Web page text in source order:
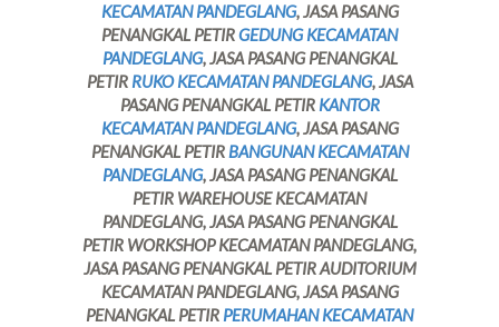
KECAMATAN PANDEGLANG, JASA PASANG
PENANGKAL PETIRGEDUNG KECAMATAN
PANDEGLANG, JASA PASANG PENANGKAL
PETIR RUKO KECAMATAN PANDEGLANG, JASA
PASANG PENANGKAL PETIR KANTOR
KECAMATAN PANDEGLANG, JASA PASANG
PENANGKAL PETIRBANGUNAN KECAMATAN
PANDEGLANG, JASA PASANG PENANGKAL
PETIR WAREHOUSE KECAMATAN
PANDEGLANG, JASA PASANG PENANGKAL
PETIR WORKSHOP KECAMATAN PANDEGLANG,
JASA PASANG PENANGKAL PETIR AUDITORIUM
KECAMATAN PANDEGLANG, JASA PASANG
PENANGKAL PETIR PERUMAHAN KECAMATAN